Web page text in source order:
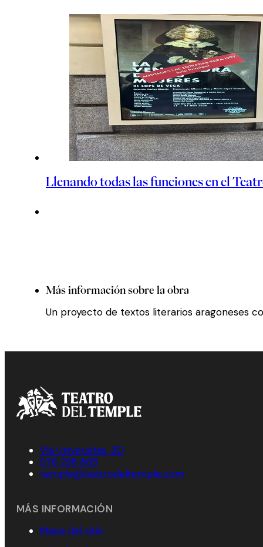
Llenando todas las funciones en el
Más información sobre la obra
Un proyecto de textos literarios aragoneses
Vía Universitas, 30
976 298 865
temple@teatrodeltemple.com
MÁS INFORMACIÓN
Mapa del sitio